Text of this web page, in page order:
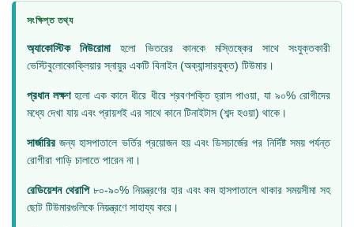
সংক্ষিপ্ত তথ্য
অ্যাকোস্টিক নিউরোমাহলো ভিতরের কানকে মস্তিষ্কের সাথে সংযুক্তকারী
ভেস্টিবুলোকোক্লিয়ার স্নায়ুর একটি বিনাইন (অক্যান্সারযুক্ত) টিউমার।
প্রধান লক্ষণহলো এক কানে ধীরে ধীরে শ্রবণশক্তি হ্রাস পাওয়া, যা ৯০% রোগীদের
মধ্যে দেখা যায় এবং প্রায়শই এর সাথে কানে টিনাইটাস (শব্দ হওয়া) থাকে।
সার্জারিরজন্য হাসপাতালে ভর্তির প্রয়োজন হয় এবং ডিসচার্জের পর নির্দিষ্ট সময় পর্যন্ত
রোগীরা গাড়ি চালাতে পারেন না।
রেডিয়েশন থেরাপি৮০-৯০% নিয়ন্ত্রণের হার এবং কম হাসপাতালে থাকার সময়সীমা সহ
ছোট টিউমারগুলিকে নিয়ন্ত্রণে সাহায্য করে।